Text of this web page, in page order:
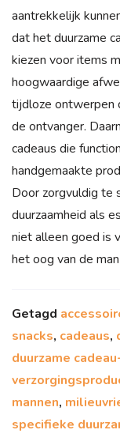
aantrekkelijk
dat het duurzame
kiezen voor items
hoogwaardige
tijdloze ontwerpen
de ontvanger.
cadeaus die
handgemaakte
Door zorgvuldig te
duurzaamheid als
niet alleen goed is
het oog van de
Getagd
snacks, cadeaus,
duurzame
mannen,
specifieke